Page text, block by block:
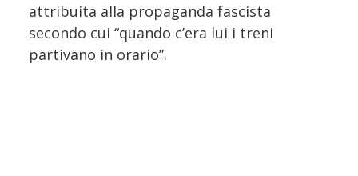
attribuita alla propaganda fascista
secondo cui “quando c’era lui i treni
partivano in orario”.